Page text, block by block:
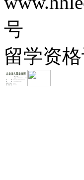
号
留学资